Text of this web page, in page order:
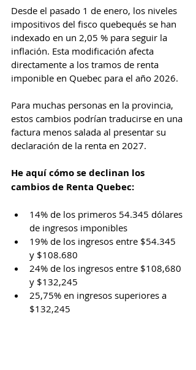
Desde el pasado 1 de enero, los niveles
impositivos del fisco quebequés se han
indexado en un 2,05 % para seguir la
inflación. Esta modificación afecta
directamente a los tramos de renta
imponible en Quebec para el año 2026.
Para muchas personas en la provincia,
estos cambios podrían traducirse en una
factura menos salada al presentar su
declaración de la renta en 2027.
He aquí cómo se declinan los
cambios de Renta Quebec:
14% de los primeros 54.345 dólares
de ingresos imponibles
19% de los ingresos entre $54.345
y $108.680
24% de los ingresos entre $108,680
y $132,245
25,75% en ingresos superiores a
$132,245